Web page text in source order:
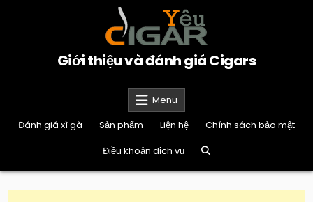
Giới thiệu và đánh giá Cigars
Menu
Đánh giá xì gà
Sản phẩm Liện hệ
Chính sách bảo mật
Điều khoản dịch vụ